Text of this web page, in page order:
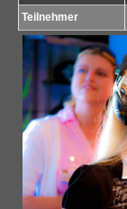
Teilnehmer